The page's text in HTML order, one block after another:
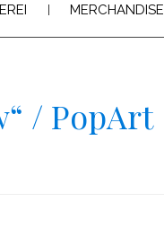
MERCHANDISE
/ PopArt